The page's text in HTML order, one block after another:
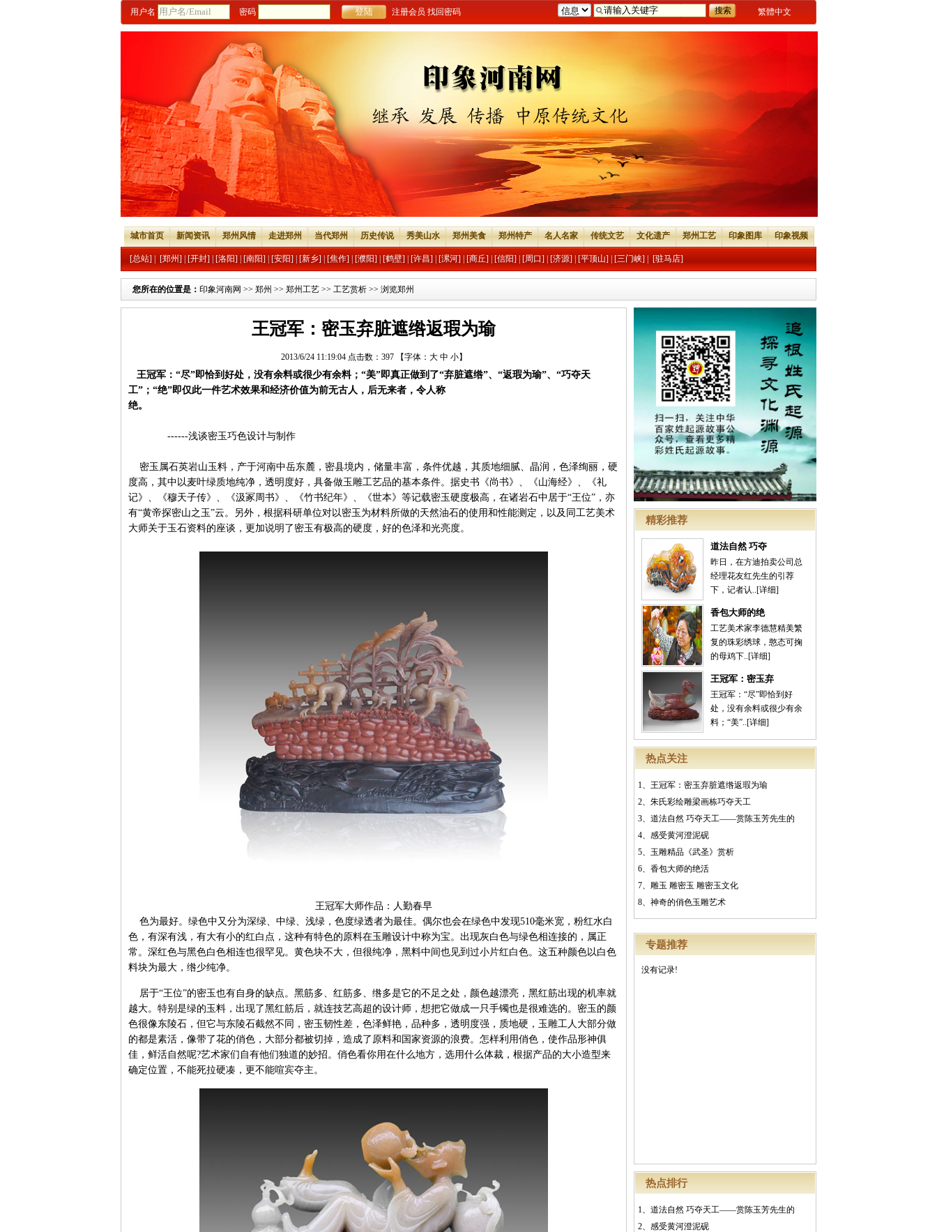
繁體中文
用户名 密码 注册会员 找回密码
城市首页 新闻资讯 郑州风情 走进郑州 当代郑州 历史传说 秀美山水 郑州美食 郑州特产 名人名家 传统文艺 文化遗产 郑州工艺 印象图库 印象视频
[总站] [郑州] [开封] [洛阳] [南阳] [安阳] [新乡] [焦作] [濮阳] [鹤壁] [许昌] [漯河] [商丘] [信阳] [周口] [济源] [平顶山] [三门峡] [驻马店]
您所在的位置是： 印象河南网 >> 郑州 >> 郑州工艺 >> 工艺赏析 >> 浏览郑州
精彩推荐
道法自然 巧夺
昨日，在方迪拍卖公司总
经理花友红先生的引荐
下，记者认..[详细]
香包大师的绝
工艺美术家李德慧精美繁
复的珠彩绣球，憨态可掬
的母鸡下..[详细]
王冠军：密玉弃
王冠军：“尽”即恰到好
处，没有余料或很少有余
料；“美”..[详细]
热点关注
1、 王冠军：密玉弃脏遮绺返瑕为瑜
2、 朱氏彩绘雕梁画栋巧夺天工
3、 道法自然 巧夺天工——赏陈玉芳先生的
4、 感受黄河澄泥砚
5、 玉雕精品《武圣》赏析
6、 香包大师的绝活
7、 雕玉 雕密玉 雕密玉文化
8、 神奇的俏色玉雕艺术
专题推荐
没有记录!
热点排行
1、 道法自然 巧夺天工——赏陈玉芳先生的
2、 感受黄河澄泥砚
王冠军：密玉弃脏遮绺返瑕为瑜
2013/6/24 11:19:04 点击数： 397 【字体： 大 中 小】
王冠军：“尽”即恰到好处，没有余料或很少有余料；“美”即真正做到了“弃脏遮绺”、“返瑕为瑜”、“巧夺天
工”；“绝”即仅此一件艺术效果和经济价值为前无古人，后无来者，令人称
绝。
------浅谈密玉巧色设计与制作
密玉属石英岩山玉料，产于河南中岳东麓，密县境内，储量丰富，条件优越，其质地细腻、晶润，色泽绚丽，硬
度高，其中以麦叶绿质地纯净，透明度好，具备做玉雕工艺品的基本条件。据史书《尚书》、《山海经》、《礼
记》、《穆天子传》、《汲冢周书》、《竹书纪年》、《世本》等记载密玉硬度极高，在诸岩石中居于“王位”，亦
有“黄帝探密山之玉”云。另外，根据科研单位对以密玉为材料所做的天然油石的使用和性能测定，以及同工艺美术
大师关于玉石资料的座谈，更加说明了密玉有极高的硬度，好的色泽和光亮度。
王冠军大师作品：人勤春早
色为最好。绿色中又分为深绿、中绿、浅绿，色度绿透者为最佳。偶尔也会在绿色中发现510毫米宽，粉红水白
色，有深有浅，有大有小的红白点，这种有特色的原料在玉雕设计中称为宝。出现灰白色与绿色相连接的，属正
常。深红色与黑色白色相连也很罕见。黄色块不大，但很纯净，黑料中间也见到过小片红白色。这五种颜色以白色
料块为最大，绺少纯净。
居于“王位”的密玉也有自身的缺点。黑筋多、红筋多、绺多是它的不足之处，颜色越漂亮，黑红筋出现的机率就
越大。特别是绿的玉料，出现了黑红筋后，就连技艺高超的设计师，想把它做成一只手镯也是很难选的。密玉的颜
色很像东陵石，但它与东陵石截然不同，密玉韧性差，色泽鲜艳，品种多，透明度强，质地硬，玉雕工人大部分做
的都是素活，像带了花的俏色，大部分都被切掉，造成了原料和国家资源的浪费。怎样利用俏色，使作品形神俱
佳，鲜活自然呢?艺术家们自有他们独道的妙招。俏色看你用在什么地方，选用什么体裁，根据产品的大小造型来
确定位置，不能死拉硬凑，更不能喧宾夺主。